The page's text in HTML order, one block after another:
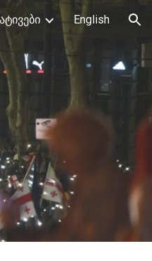
English